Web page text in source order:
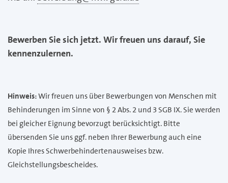
Bewerben Sie sich jetzt. Wir freuen uns darauf, Sie
kennenzulernen.
Hinweis:Wir freuen uns über Bewerbungen von Menschen mit
Behinderungen im Sinne von § 2 Abs. 2 und 3 SGB IX. Sie werden
bei gleicher Eignung bevorzugt berücksichtigt. Bitte
übersenden Sie uns ggf. neben Ihrer Bewerbung auch eine
Kopie Ihres Schwerbehindertenausweises bzw.
Gleichstellungsbescheides.